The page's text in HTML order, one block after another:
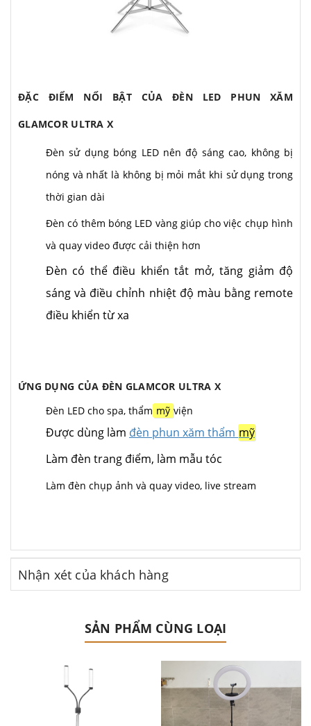
ĐẶC ĐIỂM NỔI BẬT CỦA ĐÈN LED PHUN XĂM
GLAMCOR ULTRA X
Đèn sử dụng bóng LED nên độ sáng cao, không bị
nóng và nhất là không bị mỏi mắt khi sử dụng trong
thời gian dài
Đèn có thêm bóng LED vàng giúp cho việc chụp hình
và quay video được cải thiện hơn
Đèn có thể điều khiển tắt mở, tăng giảm độ
sáng và điều chỉnh nhiệt độ màu bằng remote
điều khiển từ xa
ỨNG DỤNG CỦA ĐÈN GLAMCOR ULTRA X
Đèn LED cho spa, thẩm mỹ viện
Được dùng làm đèn phun xăm thẩm mỹ
Làm đèn trang điểm, làm mẫu tóc
Làm đèn chụp ảnh và quay video, live stream
Nhận xét của khách hàng
SẢN PHẨM CÙNG LOẠI